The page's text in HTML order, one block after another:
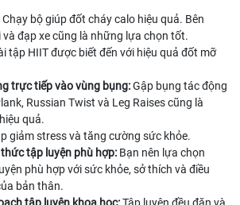
Chạy bộ giúp đốt cháy calo hiệu quả. Bên
và đạp xe cũng là những lựa chọn tốt.
tập HIIT được biết đến với hiệu quả đốt mỡ
trực tiếp vào vùng bụng:Gập bụng tác động
Russian Twist và Leg Raises cũng là
quả.
giảm stress và tăng cường sức khỏe.
tập luyện phù hợp: Bạn nên lựa chọn
phù hợp với sức khỏe, sở thích và điều
bản thân.